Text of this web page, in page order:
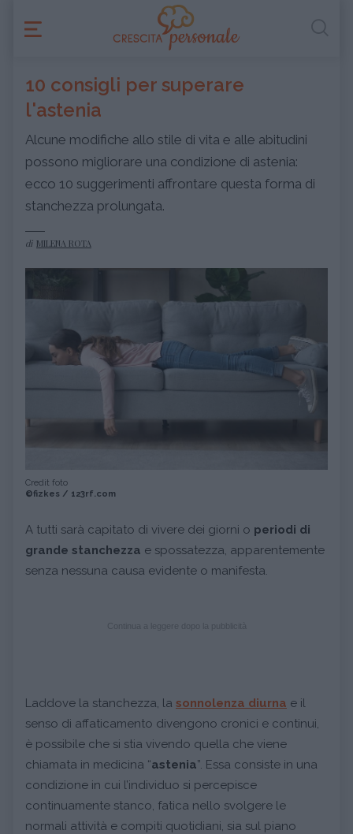
10 consigli per superare
l'astenia
Alcune modifiche allo stile di vita e alle abitudini
possono migliorare una condizione di astenia:
ecco 10 suggerimenti affrontare questa forma di
stanchezza prolungata.
di MILENA ROTA
Credit foto
©fizkes / 123rf.com
A tutti sarà capitato di vivere dei giorni o periodi di
grande stanchezza e spossatezza, apparentemente
senza nessuna causa evidente o manifesta.
Laddove la stanchezza, la sonnolenza diurna e il
senso di affaticamento divengono cronici e continui,
è possibile che si stia vivendo quella che viene
chiamata in medicina “astenia”. Essa consiste in una
condizione in cui l’individuo si percepisce
continuamente stanco, fatica nello svolgere le
normali attività e compiti quotidiani, sia sul piano